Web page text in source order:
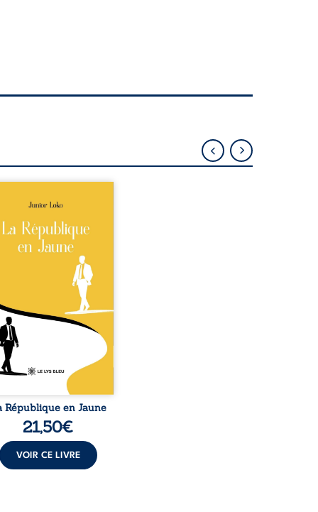
la naissance de
de races différentes
l’ordre établi :
est Noir et Junior est
bien que nés d’un
de Noirs. Très vite,
attire les médias
et transforme
blanc en une figure
sacrée, investie,
certains, d’une mission
Cependant, sous
couvert de ...
République en Jaune
21,50€
VOIR CE LIVRE